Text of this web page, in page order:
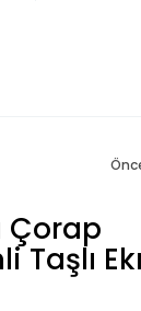
Çorap
Taşlı